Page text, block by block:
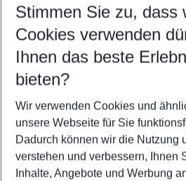
Customize your offer
Find the perfect deal which suits
Your departure airport
Any airport
Select your date range
10/08/26–08/08/27 5-8
Who will travel
2 adults No children
Stimmen Sie zu, dass
Cookies verwenden
Ihnen das beste
bieten?
Wir verwenden Cookies und
unsere Webseite für Sie
Dadurch können wir die Nutzung
verstehen und verbessern, Ihnen
Inhalte, Angebote und Werbung